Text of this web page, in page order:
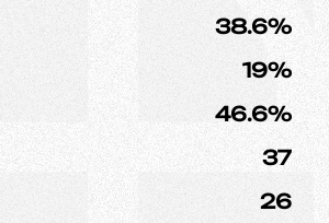
38.6%
19%
46.6%
37
26